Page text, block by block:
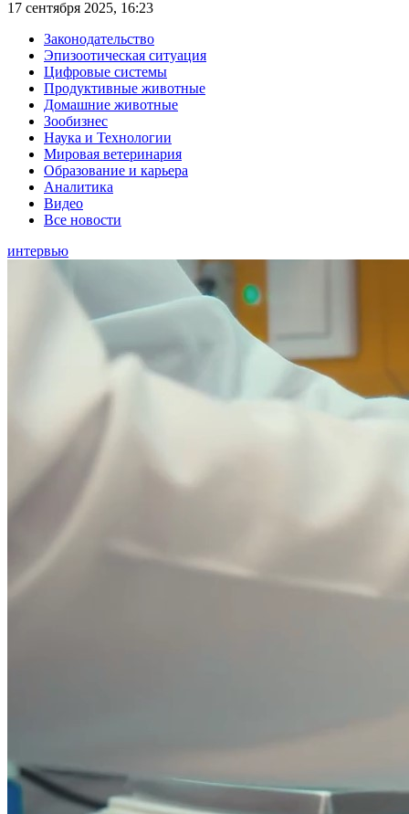
17 сентября 2025, 16:23
Законодательство
Эпизоотическая ситуация
Цифровые системы
Продуктивные животные
Домашние животные
Зообизнес
Наука и Технологии
Мировая ветеринария
Образование и карьера
Аналитика
Видео
Все новости
интервью